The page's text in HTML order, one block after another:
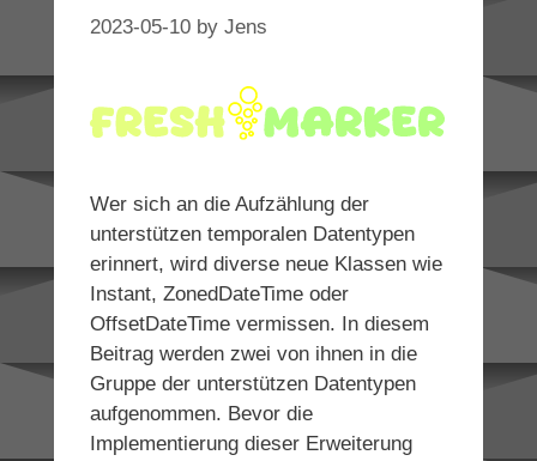
2023-05-10 by Jens
Wer sich an die Aufzählung der
unterstützen temporalen Datentypen
erinnert, wird diverse neue Klassen wie
Instant, ZonedDateTime oder
OffsetDateTime vermissen. In diesem
Beitrag werden zwei von ihnen in die
Gruppe der unterstützen Datentypen
aufgenommen. Bevor die
Implementierung dieser Erweiterung